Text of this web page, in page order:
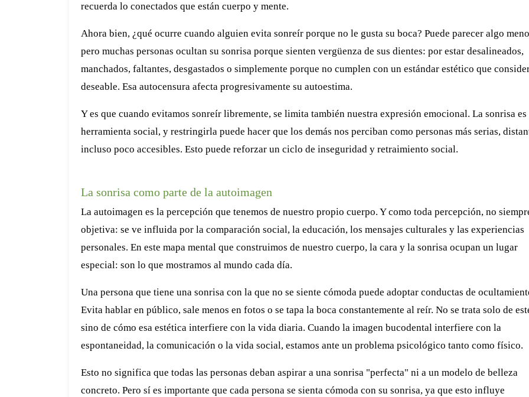
recuerda lo conectados que están cuerpo y mente.
Ahora bien, ¿qué ocurre cuando alguien evita sonreír porque no le gusta su boca? Puede parecer algo
pero muchas personas ocultan su sonrisa porque sienten vergüenza de sus dientes: por estar desalineados,
manchados, faltantes, desgastados o simplemente porque no cumplen con un estándar estético que
deseable. Esa autocensura afecta progresivamente su autoestima.
Y es que cuando evitamos sonreír libremente, se limita también nuestra expresión emocional. La sonrisa es
herramienta social, y restringirla puede hacer que los demás nos perciban como personas más serias,
incluso poco accesibles. Esto puede reforzar un ciclo de inseguridad y retraimiento social.
La sonrisa como parte de la autoimagen
La autoimagen es la percepción que tenemos de nuestro propio cuerpo. Y como toda percepción, no
objetiva: se ve influida por la comparación social, la educación, los mensajes culturales y las experiencias
personales. En este mapa mental que construimos de nuestro cuerpo, la cara y la sonrisa ocupan un lugar
especial: son lo que mostramos al mundo cada día.
Una persona que tiene una sonrisa con la que no se siente cómoda puede adoptar conductas de
Evita hablar en público, sale menos en fotos o se tapa la boca constantemente al reír. No se trata solo de
sino de cómo esa estética interfiere con la vida diaria. Cuando la imagen bucodental interfiere con la
espontaneidad, la comunicación o la vida social, estamos ante un problema psicológico tanto como físico.
Esto no significa que todas las personas deban aspirar a una sonrisa "perfecta" ni a un modelo de belleza
concreto. Pero sí es importante que cada persona se sienta cómoda con su sonrisa, ya que esto influye